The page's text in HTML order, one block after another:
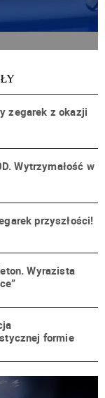
zegarek z okazji
Wytrzymałość w
przyszłości!
Wyrazista
formie